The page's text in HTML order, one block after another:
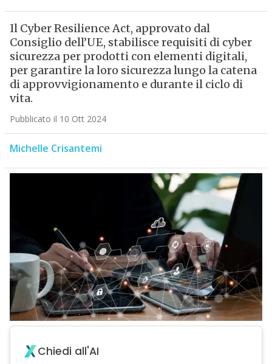
Il Cyber Resilience Act, approvato dal
Consiglio dell’UE, stabilisce requisiti di cyber
sicurezza per prodotti con elementi digitali,
per garantire la loro sicurezza lungo la catena
di approvvigionamento e durante il ciclo di
vita.
Pubblicato il 10 Ott 2024
Michelle Crisantemi
Chiedi all'AI